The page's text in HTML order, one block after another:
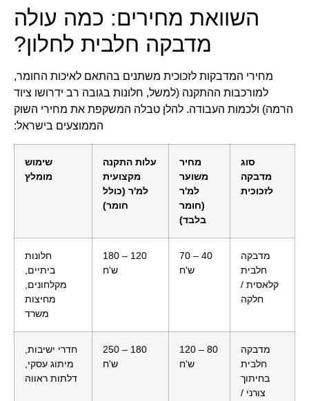
השוואת מחירים: כמה עולה
מדבקה חלבית לחלון?
מחירי המדבקות לזכוכית משתנים בהתאם לאיכות החומר,
למורכבות ההתקנה (למשל, חלונות בגובה רב ידרושו ציוד
הרמה) ולכמות העבודה. להלן טבלה המשקפת את מחירי השוק
הממוצעים בישראל:
סוג
מדבקה
לזכוכית
מחיר
משוער
למ'ר
(חומר
בלבד)
עלות התקנה
מקצועית
למ'ר (כולל
חומר)
שימוש
מומלץ
מדבקה
חלבית
קלאסית /
חלקה
40 – 70
ש'ח
120 – 180
ש'ח
חלונות
ביתיים,
מקלחונים,
מחיצות
משרד
מדבקה
חלבית
בחיתוך
צורני /
80 – 120
ש'ח
180 – 250
ש'ח
חדרי ישיבות,
מיתוג עסקי,
דלתות ראווה